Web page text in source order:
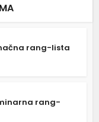
rang-lista
rang-